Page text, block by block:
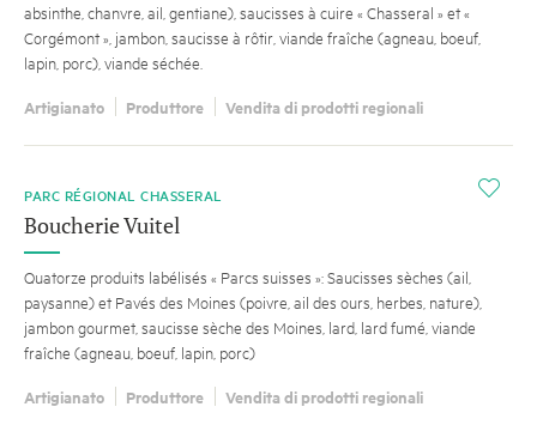
absinthe, chanvre, ail, gentiane), saucisses à cuire « Chasseral » et «
Corgémont », jambon, saucisse à rôtir, viande fraîche (agneau, boeuf,
lapin, porc), viande séchée.
Artigianato Produttore Vendita di prodotti regionali
i
PARC RÉGIONAL CHASSERAL
Boucherie Vuitel
Quatorze produits labélisés « Parcs suisses »: Saucisses sèches (ail,
paysanne) et Pavés des Moines (poivre, ail des ours, herbes, nature),
jambon gourmet, saucisse sèche des Moines, lard, lard fumé, viande
fraîche (agneau, boeuf, lapin, porc)
Artigianato Produttore Vendita di prodotti regionali